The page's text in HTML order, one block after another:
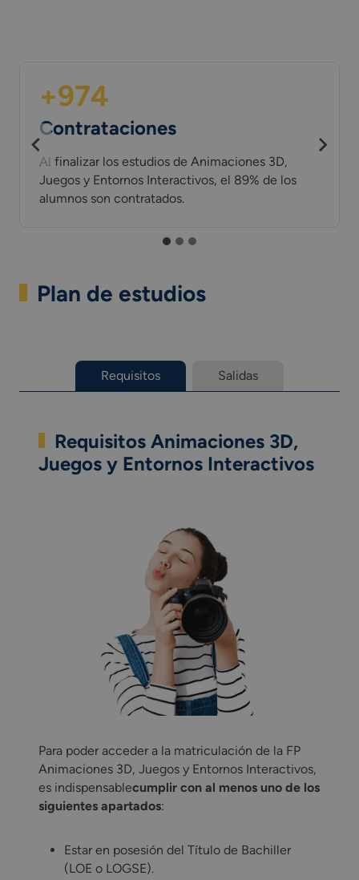
+974
Contrataciones
Al finalizar los estudios de Animaciones 3D,
Juegos y Entornos Interactivos, el 89% de los
alumnos son contratados.
Plan de estudios
Requisitos Salidas
Requisitos Animaciones 3D,
Juegos y Entornos Interactivos
Para poder acceder a la matriculación de la FP
Animaciones 3D, Juegos y Entornos Interactivos,
es indispensablecumplir con al menos uno de los
siguientes apartados:
Estar en posesión del Título de Bachiller
(LOE o LOGSE).